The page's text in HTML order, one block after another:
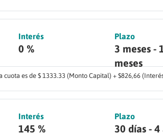
Interés
0 %
Plazo
3 meses -
meses
es de $ 1333.33 (Monto Capital) + $826,66
Interés
145 %
Plazo
30 días - 4